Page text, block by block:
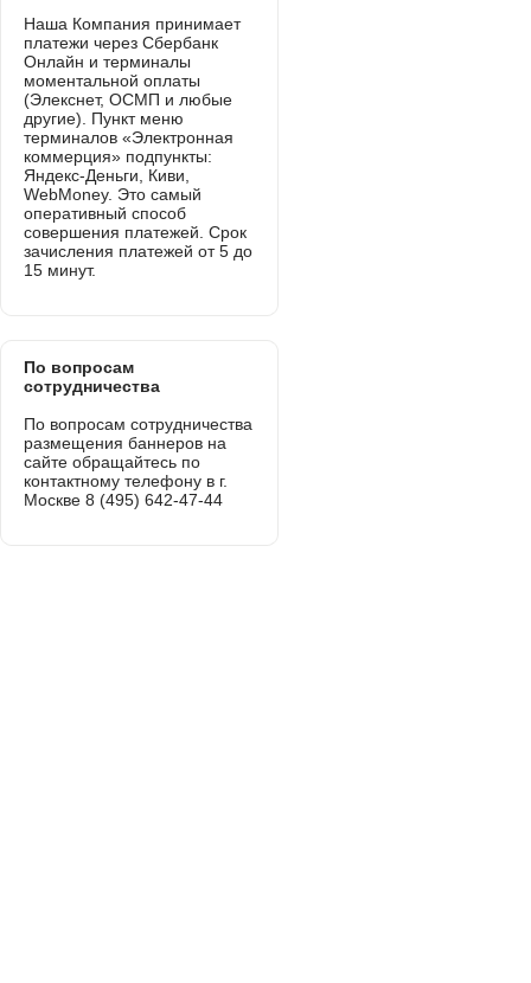
Наша Компания принимает
платежи через Сбербанк
Онлайн и терминалы
моментальной оплаты
(Элекснет, ОСМП и любые
другие). Пункт меню
терминалов «Электронная
коммерция» подпункты:
Яндекс-Деньги, Киви,
WebMoney. Это самый
оперативный способ
совершения платежей. Срок
зачисления платежей от 5 до
15 минут.
По вопросам
сотрудничества
По вопросам сотрудничества
размещения баннеров на
сайте обращайтесь по
контактному телефону в г.
Москве 8 (495) 642-47-44